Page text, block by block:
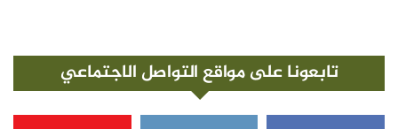
تابعونا على مواقع التواصل الاجتماعي